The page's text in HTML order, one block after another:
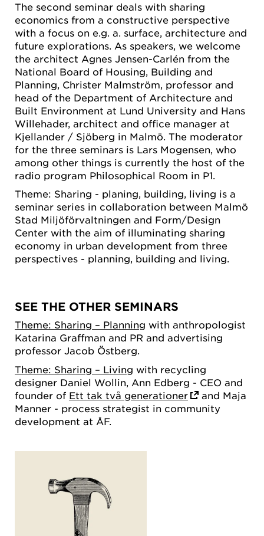
The second seminar deals with sharing
economics from a constructive perspective
with a focus on e.g. a. surface, architecture and
future explorations. As speakers, we welcome
the architect Agnes Jensen-Carlén from the
National Board of Housing, Building and
Planning, Christer Malmström, professor and
head of the Department of Architecture and
Built Environment at Lund University and Hans
Willehader, architect and office manager at
Kjellander / Sjöberg in Malmö. The moderator
for the three seminars is Lars Mogensen, who
among other things is currently the host of the
radio program Philosophical Room in P1.
Theme: Sharing - planing, building, living is a
seminar series in collaboration between Malmö
Stad Miljöförvaltningen and Form/Design
Center with the aim of illuminating sharing
economy in urban development from three
perspectives - planning, building and living.
SEE THE OTHER SEMINARS
Theme: Sharing – Planning with anthropologist
Katarina Graffman and PR and advertising
professor Jacob Östberg.
Theme: Sharing – Living with recycling
designer Daniel Wollin, Ann Edberg - CEO and
founder of Ett tak två generationer
and Maja
Manner - process strategist in community
development at ÅF.